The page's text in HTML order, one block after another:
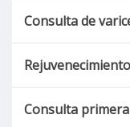
Consulta de
Consulta